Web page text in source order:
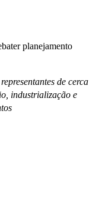
planejamento
de cerca
industrialização e